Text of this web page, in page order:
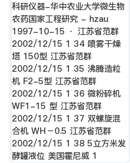
科研仪器-华中农业大学微生物
农药国家工程研究 - hzau
1997-10-15 · 江苏省范群
2002/12/15 1 34 喷雾干燥
塔 150型 江苏省范群
2002/12/15 1 35 沸腾造粒
机 F2-5型 江苏省范群
2002/12/15 1 36 微粉碎机
WF1-15 型 江苏省范群
2002/12/15 1 37 双螺旋混
合机 WH－0.5 江苏省范群
2002/12/15 1 38 5立方米发
酵罐液位 美国霍尼威 1